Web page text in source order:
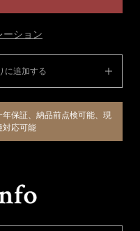
ーション
に追加する
保証、納品前点検可能、現
対応可能